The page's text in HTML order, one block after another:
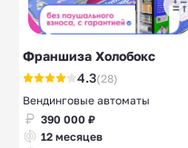
Магазины нижнего
16
Франшиза Холобокс
4.3(28)
Вендинговые автоматы
390 000 ₽
12 месяцев